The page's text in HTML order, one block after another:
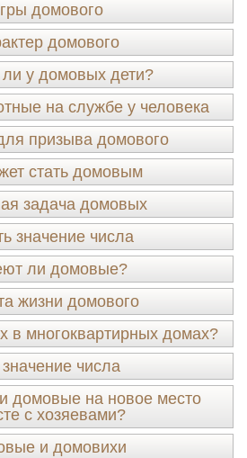
домового
домового
у домовых дети?
на службе у человека
призыва домового
стать домовым
задача домовых
значение числа
ли домовые?
жизни домового
в многоквартирных домах?
числа
домовые на новое место
с хозяевами?
и домовихи